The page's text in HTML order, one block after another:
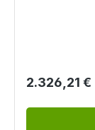
Regulärer
2.326,21 €